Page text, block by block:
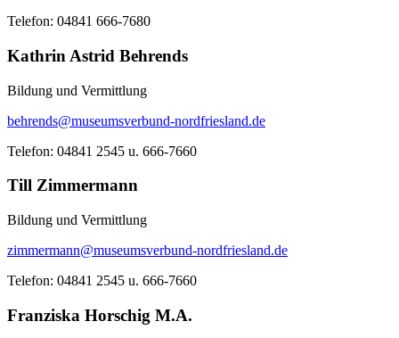
Telefon: 04841 666-7680
Kathrin Astrid Behrends
Bildung und Vermittlung
behrends@museumsverbund-nordfriesland.de
Telefon: 04841 2545 u. 666-7660
Till Zimmermann
Bildung und Vermittlung
zimmermann@museumsverbund-nordfriesland.de
Telefon: 04841 2545 u. 666-7660
Franziska Horschig M.A.